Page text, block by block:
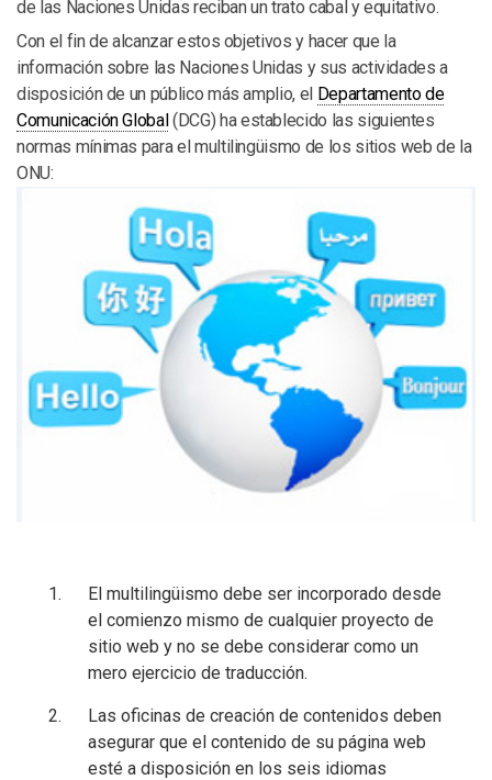
de las Naciones Unidas reciban un trato cabal y equitativo.
Con el fin de alcanzar estos objetivos y hacer que la
información sobre las Naciones Unidas y sus actividades a
disposición de un público más amplio, el Departamento de
Comunicación Global(DCG) ha establecido las siguientes
normas mínimas para el multilingüismo de los sitios web de la
ONU:
El multilingüismo debe ser incorporado desde
el comienzo mismo de cualquier proyecto de
sitio web y no se debe considerar como un
mero ejercicio de traducción.
Las oficinas de creación de contenidos deben
asegurar que el contenido de su página web
esté a disposición en los seis idiomas